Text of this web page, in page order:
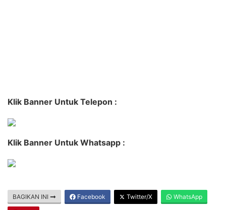
Klik Banner Untuk Telepon :
Klik Banner Untuk Whatsapp :
BAGIKAN INI Facebook Twitter/X WhatsApp